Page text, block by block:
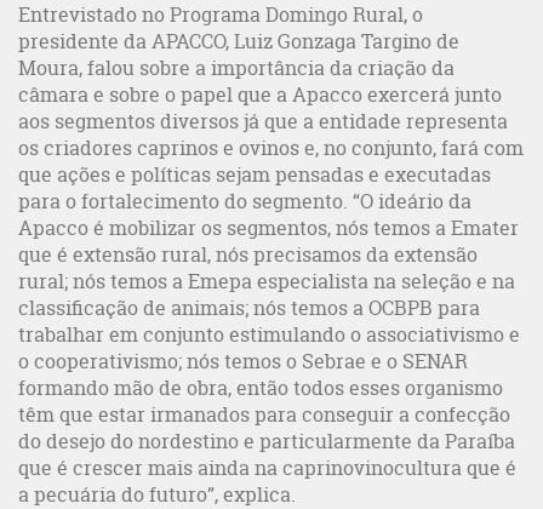
Entrevistado no Programa Domingo Rural, o
presidente da APACCO, Luiz Gonzaga Targino de
Moura, falou sobre a importância da criação da
câmara e sobre o papel que a Apacco exercerá junto
aos segmentos diversos já que a entidade representa
os criadores caprinos e ovinos e, no conjunto, fará com
que ações e políticas sejam pensadas e executadas
para o fortalecimento do segmento. “O ideário da
Apacco é mobilizar os segmentos, nós temos a Emater
que é extensão rural, nós precisamos da extensão
rural; nós temos a Emepa especialista na seleção e na
classificação de animais; nós temos a OCBPB para
trabalhar em conjunto estimulando o associativismo e
o cooperativismo; nós temos o Sebrae e o SENAR
formando mão de obra, então todos esses organismo
têm que estar irmanados para conseguir a confecção
do desejo do nordestino e particularmente da Paraíba
que é crescer mais ainda na caprinovinocultura que é
a pecuária do futuro”, explica.